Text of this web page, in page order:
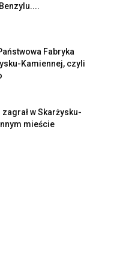
Fabryka
Kamiennej, czyli
w Skarżysku-
mieście